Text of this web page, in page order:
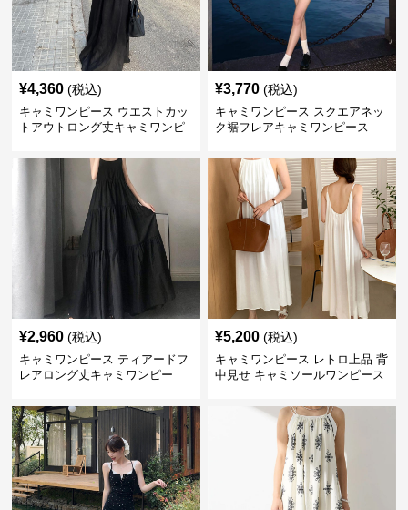
¥4,360 (税込)
キャミワンピース ウエストカッ
トアウトロング丈キャミワンピ
¥3,770 (税込)
キャミワンピース スクエアネッ
ク裾フレアキャミワンピース
¥2,960 (税込)
キャミワンピース ティアードフ
レアロング丈キャミワンピー
¥5,200 (税込)
キャミワンピース レトロ上品 背
中見せ キャミソールワンピース